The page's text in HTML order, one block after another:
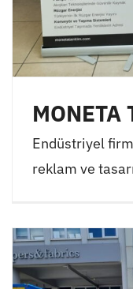
MONETA
Endüstriyel
reklam ve